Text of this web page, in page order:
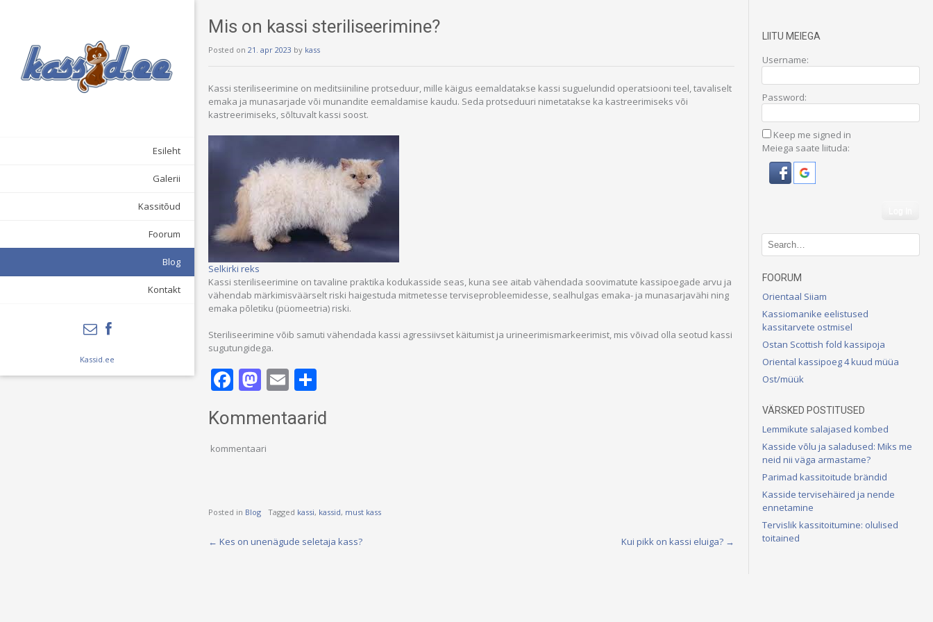
Esileht
Galerii
Kassitõud
Foorum
Blog
Kontakt
Kassid.ee
Mis on kassi steriliseerimine?
Posted on 21. apr 2023 by kass
Kassi steriliseerimine on meditsiiniline protseduur, mille käigus eemaldatakse kassi suguelundid operatsiooni teel, tavaliselt
emaka ja munasarjade või munandite eemaldamise kaudu. Seda protseduuri nimetatakse ka kastreerimiseks või
kastreerimiseks, sõltuvalt kassi soost.
Selkirki reks
Kassi steriliseerimine on tavaline praktika kodukasside seas, kuna see aitab vähendada soovimatute kassipoegade arvu ja
vähendab märkimisväärselt riski haigestuda mitmetesse terviseprobleemidesse, sealhulgas emaka- ja munasarjavähi ning
emaka põletiku (püomeetria) riski.
Steriliseerimine võib samuti vähendada kassi agressiivset käitumist ja urineerimismarkeerimist, mis võivad olla seotud kassi
sugutungidega.
Facebook
Mastodon
Email
Kommentaarid
kommentaari
Posted in Blog Tagged kassi, kassid, must kass
Post
← Kes on unenägude seletaja kass? Kui pikk on kassi eluiga? →
LIITU MEIEGA
Username:
Password:
Keep me signed in
Meiega saate liituda:
FOORUM
Orientaal Siiam
Kassiomanike eelistused
kassitarvete ostmisel
Ostan Scottish fold kassipoja
Oriental kassipoeg 4 kuud müüa
Ost/müük
VÄRSKED POSTITUSED
Lemmikute salajased kombed
Kasside võlu ja saladused: Miks me
neid nii väga armastame?
Parimad kassitoitude brändid
Kasside tervisehäired ja nende
ennetamine
Tervislik kassitoitumine: olulised
toitained